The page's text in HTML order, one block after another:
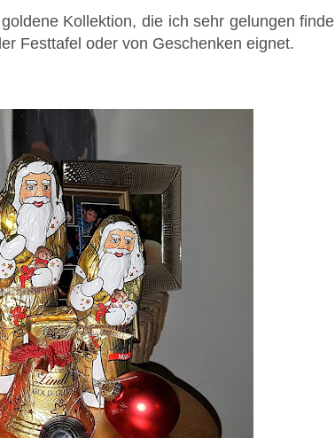
Kollektion, die ich sehr gelungen finde
Festtafel oder von Geschenken eignet.